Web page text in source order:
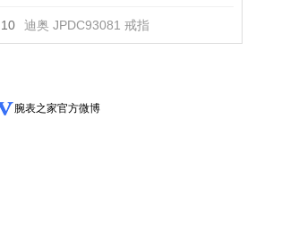
10 迪奥 JPDC93081 戒指
腕表之家官方微博